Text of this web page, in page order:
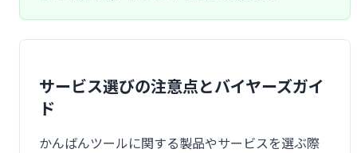
サービス選びの注意点とバイヤーズガイ
ド
かんばんツールに関する製品やサービスを選ぶ際